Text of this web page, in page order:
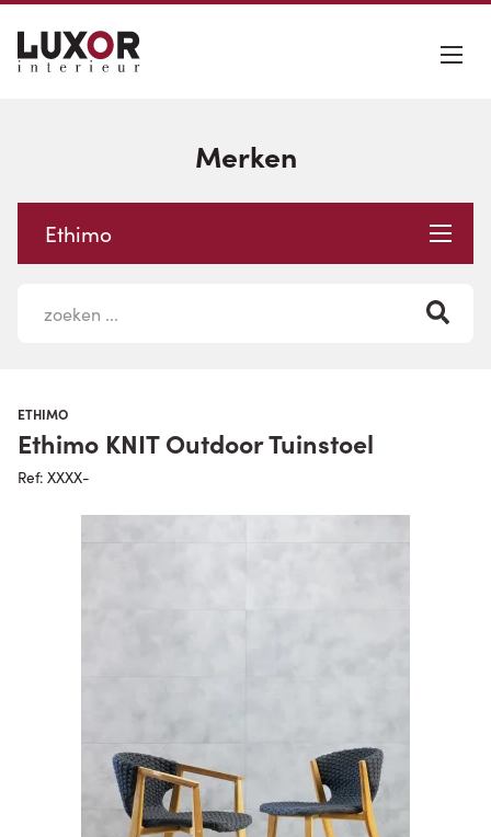
Merken
Ethimo
ETHIMO
Ethimo KNIT Outdoor Tuinstoel
Ref: XXXX-